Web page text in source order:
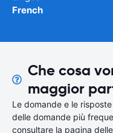
French
Che cosa
maggior
Le domande e le
delle domande più
consultare la pagina